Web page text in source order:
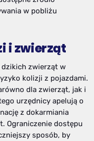
w pobliżu
i zwierząt
dzikich zwierząt w
kolizji z pojazdami.
dla zwierząt, jak i
urzędnicy apelują o
z dokarmiania
Ograniczenie dostępu
sposób, by